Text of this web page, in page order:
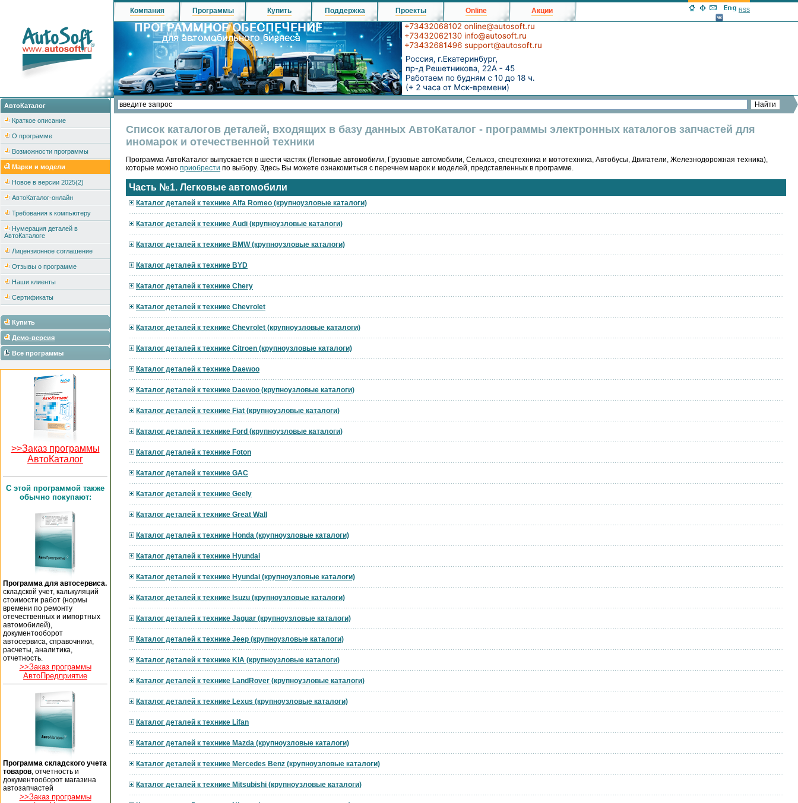
АвтоКаталог
Краткое описание
О программе
Возможности программы
Марки и модели
Новое в версии 2025(2)
АвтоКаталог-онлайн
Требования к компьютеру
Нумерация деталей в
АвтоКаталоге
Лицензионное соглашение
Отзывы о программе
Наши клиенты
Сертификаты
Купить
Демо-версия
Все программы
>>Заказ программы
АвтоКаталог
C этой программой также
обычно покупают:
Программа для автосервиса.
складской учет, калькуляций
стоимости работ (нормы
времени по ремонту
отечественных и импортных
автомобилей),
документооборот
автосервиса, справочники,
расчеты, аналитика,
отчетность.
>>Заказ программы
АвтоПредприятие
Программа складского учета
товаров , отчетность и
документооборот магазина
автозапчастей
>>Заказ программы
Компания Программы Купить Поддержка Проекты Online Акции RSS
Список каталогов деталей, входящих в базу данных АвтоКаталог - программы электронных каталогов запчастей для
иномарок и отечественной техники
Программа АвтоКаталог выпускается в шести частях (Легковые автомобили, Грузовые автомобили, Сельхоз, спецтехника и мототехника, Автобусы, Двигатели, Железнодорожная техника),
которые можно приобрести по выбору. Здесь Вы можете ознакомиться с перечнем марок и моделей, представленных в программе.
Часть №1. Легковые автомобили
Каталог деталей к технике Alfa Romeo (крупноузловые каталоги)
Каталог деталей к технике Audi (крупноузловые каталоги)
Каталог деталей к технике BMW (крупноузловые каталоги)
Каталог деталей к технике BYD
Каталог деталей к технике Chery
Каталог деталей к технике Chevrolet
Каталог деталей к технике Chevrolet (крупноузловые каталоги)
Каталог деталей к технике Citroen (крупноузловые каталоги)
Каталог деталей к технике Daewoo
Каталог деталей к технике Daewoo (крупноузловые каталоги)
Каталог деталей к технике Fiat (крупноузловые каталоги)
Каталог деталей к технике Ford (крупноузловые каталоги)
Каталог деталей к технике Foton
Каталог деталей к технике GAC
Каталог деталей к технике Geely
Каталог деталей к технике Great Wall
Каталог деталей к технике Honda (крупноузловые каталоги)
Каталог деталей к технике Hyundai
Каталог деталей к технике Hyundai (крупноузловые каталоги)
Каталог деталей к технике Isuzu (крупноузловые каталоги)
Каталог деталей к технике Jaguar (крупноузловые каталоги)
Каталог деталей к технике Jeep (крупноузловые каталоги)
Каталог деталей к технике KIA (крупноузловые каталоги)
Каталог деталей к технике LandRover (крупноузловые каталоги)
Каталог деталей к технике Lexus (крупноузловые каталоги)
Каталог деталей к технике Lifan
Каталог деталей к технике Mazda (крупноузловые каталоги)
Каталог деталей к технике Mercedes Benz (крупноузловые каталоги)
Каталог деталей к технике Mitsubishi (крупноузловые каталоги)